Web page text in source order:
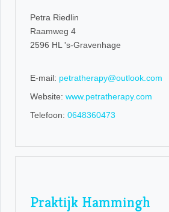
Petra Riedlin
Raamweg 4
2596 HL 's-Gravenhage
E-mail: petratherapy@outlook.com
Website: www.petratherapy.com
Telefoon: 0648360473
Praktijk Hammingh